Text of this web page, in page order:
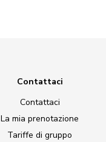
Contattaci
Contattaci
La mia prenotazione
Tariffe di gruppo